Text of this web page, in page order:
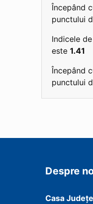
Începând
punctului
Indicele
este 1.41
Începând
punctului
Despre
Casa